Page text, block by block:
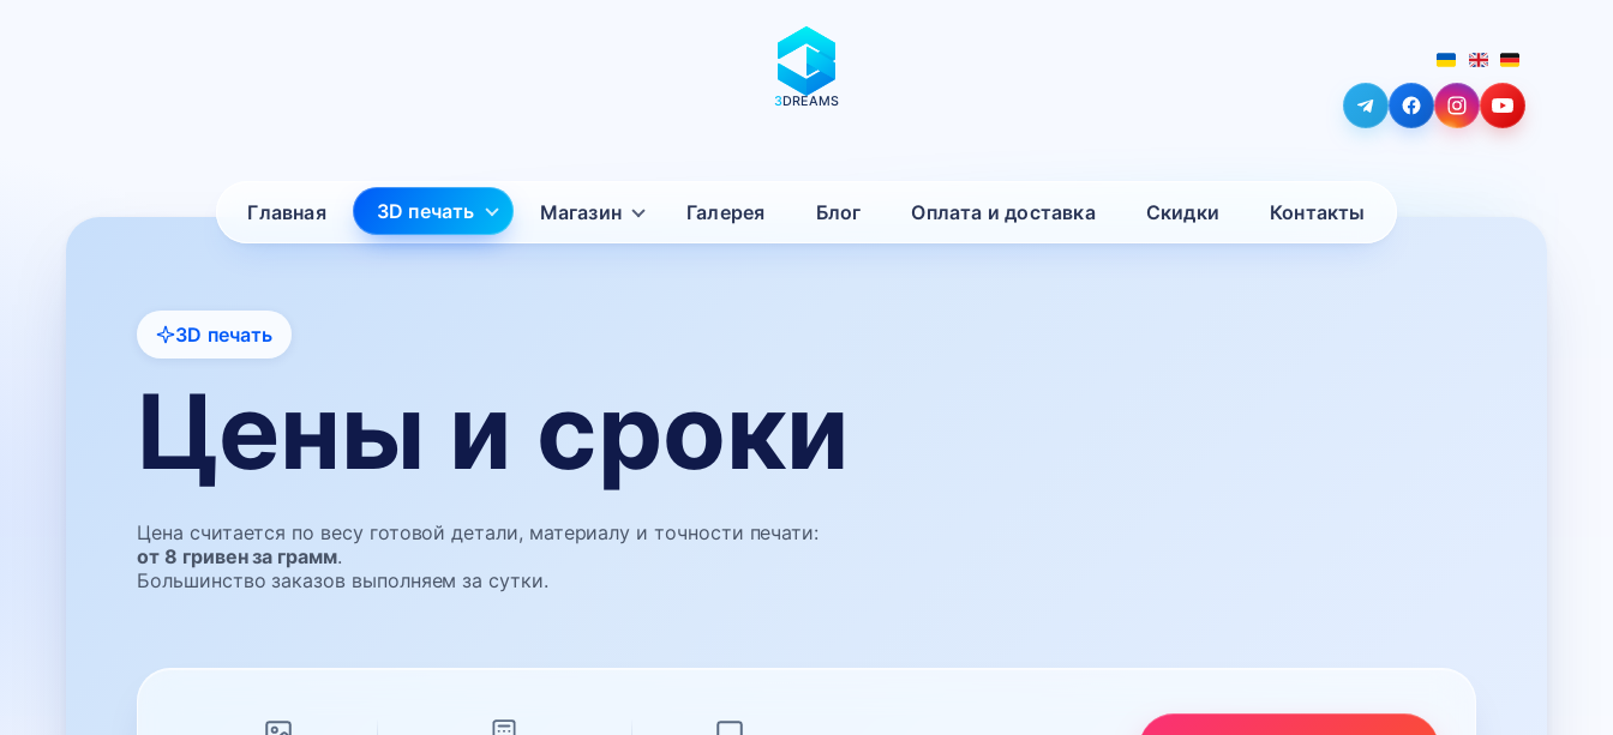
3DREAMS
Главная 3D печать Магазин Галерея Блог Оплата и доставка Скидки Контакты
3D печать
Цены и сроки
Цена считается по весу готовой детали, материалу и точности печати:
от 8 гривен за грамм.
Большинство заказов выполняем за сутки.